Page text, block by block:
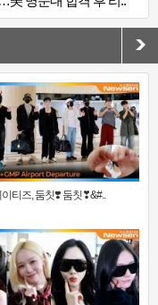
티즈, 둠칫❣️ 둠칫❣&#..